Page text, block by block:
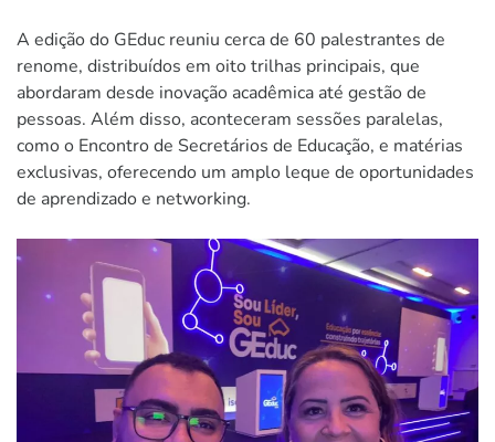
A edição do GEduc reuniu cerca de 60 palestrantes de
renome, distribuídos em oito trilhas principais, que
abordaram desde inovação acadêmica até gestão de
pessoas. Além disso, aconteceram sessões paralelas,
como o Encontro de Secretários de Educação, e matérias
exclusivas, oferecendo um amplo leque de oportunidades
de aprendizado e networking.